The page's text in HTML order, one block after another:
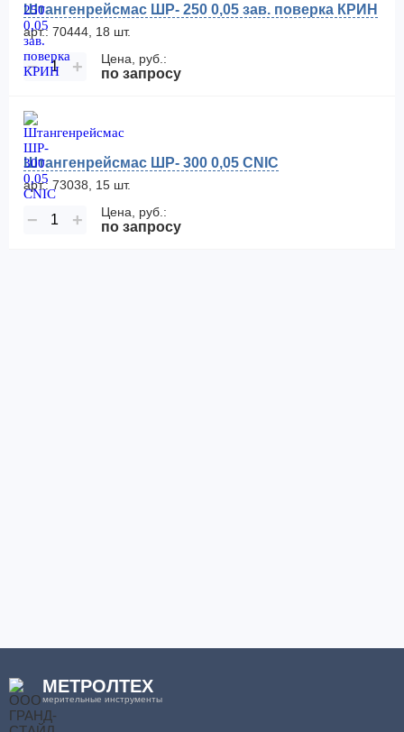
Штангенрейсмас ШР- 250 0,05 зав. поверка КРИН
арт.: 70444, 18 шт.
− + Цена, руб.:
по запросу
Штангенрейсмас ШР- 300 0,05 CNIC
арт.: 73038, 15 шт.
− + Цена, руб.:
по запросу
МЕТРОЛТЕХ
мерительные инструменты